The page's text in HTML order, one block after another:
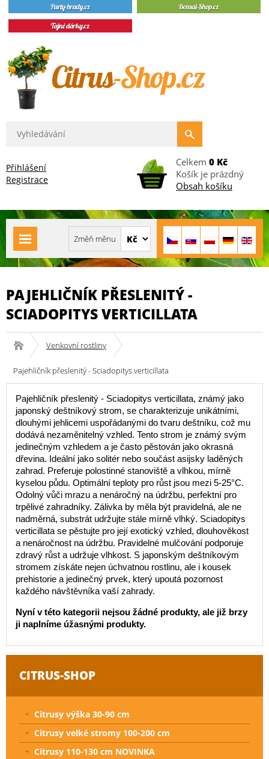
Přihlášení
Registrace
Celkem 0 Kč
Košík je prázdný
Obsah košíku
PAJEHLIČNÍK PŘESLENITÝ -
SCIADOPITYS VERTICILLATA
Venkovní rostliny
Pajehličník přeslenitý - Sciadopitys verticillata
Pajehličník přeslenitý - Sciadopitys verticillata, známý jako
japonský deštníkový strom, se charakterizuje unikátními,
dlouhými jehlicemi uspořádanými do tvaru deštníku, což mu
dodává nezaměnitelný vzhled. Tento strom je známý svým
jedinečným vzhledem a je často pěstován jako okrasná
dřevina. Ideální jako solitér nebo součást asijsky laděných
zahrad. Preferuje polostinné stanoviště a vlhkou, mírně
kyselou půdu. Optimální teploty pro růst jsou mezi 5-25°C.
Odolný vůči mrazu a nenáročný na údržbu, perfektní pro
trpělivé zahradníky. Zálivka by měla být pravidelná, ale ne
nadměrná, substrát udržujte stále mírně vlhký. Sciadopitys
verticillata se pěstujte pro její exotický vzhled, dlouhověkost
a nenáročnost na údržbu. Pravidelné mulčování podporuje
zdravý růst a udržuje vlhkost. S japonským deštníkovým
stromem získáte nejen úchvatnou rostlinu, ale i kousek
prehistorie a jedinečný prvek, který upoutá pozornost
každého návštěvníka vaší zahrady.
Nyní v této kategorii nejsou žádné produkty, ale již brzy
ji naplníme úžasnými produkty.
CITRUS-SHOP
Citrusy výška 30-90 cm
Citrusy velké stromy 100-200 cm
Citrusy 110-130 cm NOVINKA